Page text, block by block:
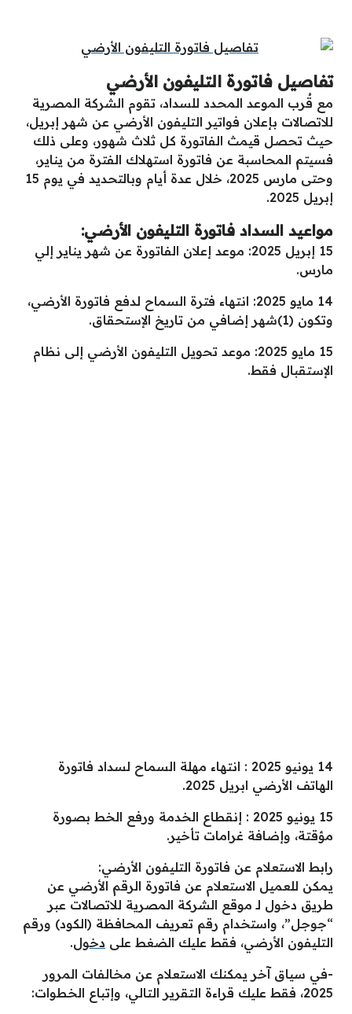
تفاصيل فاتورة التليفون الأرضي
مع قُرب الموعد المحدد للسداد، تقوم الشركة المصرية
للاتصالات بإعلان فواتير التليفون الأرضي عن شهر إبريل،
حيث تحصل قيمث الفاتورة كل ثلاث شهور، وعلى ذلك
فسيتم المحاسبة عن فاتورة استهلاك الفترة من يناير،
وحتى مارس 2025، خلال عدة أيام وبالتحديد في يوم 15
إبريل 2025.
مواعيد السداد فاتورة التليفون الأرضي:
15 إبريل 2025: موعد إعلان الفاتورة عن شهر يناير إلي
مارس.
14 مايو 2025: انتهاء فترة السماح لدفع فاتورة الأرضي،
وتكون (1)شهر إضافي من تاريخ الإستحقاق.
15 مايو 2025: موعد تحويل التليفون الأرضي إلى نظام
الإستقبال فقط.
14 يونيو 2025 : انتهاء مهلة السماح لسداد فاتورة
الهاتف الأرضي ابريل 2025.
15 يونيو 2025 : إنقطاع الخدمة ورفع الخط بصورة
مؤقتة، وإضافة غرامات تأخير.
رابط الاستعلام عن فاتورة التليفون الأرضي:
يمكن للعميل الاستعلام عن فاتورة الرقم الأرضي عن
طريق دخول لـ موقع الشركة المصرية للاتصالات عبر
“جوجل”، واستخدام رقم تعريف المحافظة (الكود) ورقم
التليفون الأرضي، فقط عليك الضغط على دخول.
-في سياق آخر يمكنك الاستعلام عن مخالفات المرور
2025، فقط عليك قراءة التقرير التالي، وإتباع الخطوات: